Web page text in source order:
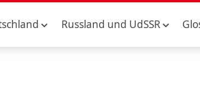
Russland und UdSSR